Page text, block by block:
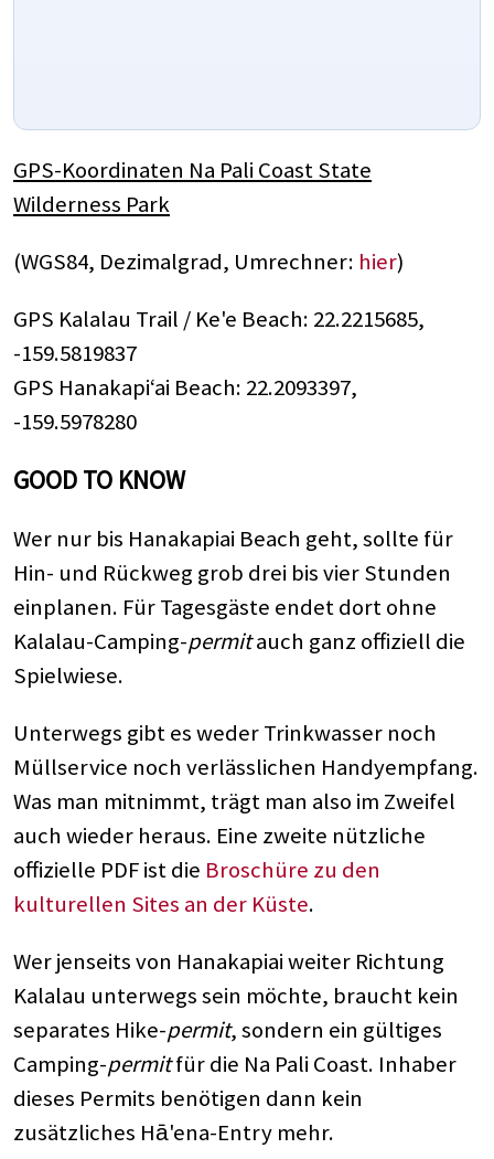
GPS-Koordinaten Na Pali Coast State
Wilderness Park
(WGS84, Dezimalgrad, Umrechner: hier)
GPS Kalalau Trail / Ke'e Beach: 22.2215685,
-159.5819837
GPS Hanakapiʻai Beach: 22.2093397,
-159.5978280
GOOD TO KNOW
Wer nur bis Hanakapiai Beach geht, sollte für
Hin- und Rückweg grob drei bis vier Stunden
einplanen. Für Tagesgäste endet dort ohne
Kalalau-Camping-permitauch ganz offiziell die
Spielwiese.
Unterwegs gibt es weder Trinkwasser noch
Müllservice noch verlässlichen Handyempfang.
Was man mitnimmt, trägt man also im Zweifel
auch wieder heraus. Eine zweite nützliche
offizielle PDF ist die Broschüre zu den
kulturellen Sites an der Küste.
Wer jenseits von Hanakapiai weiter Richtung
Kalalau unterwegs sein möchte, braucht kein
separates Hike-permit, sondern ein gültiges
Camping-permitfür die Na Pali Coast. Inhaber
dieses Permits benötigen dann kein
zusätzliches Hā'ena-Entry mehr.